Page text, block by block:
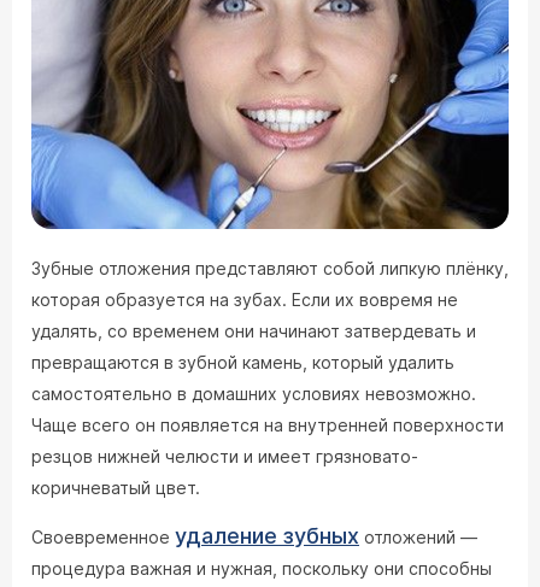
Зубные отложения представляют собой липкую плёнку,
которая образуется на зубах. Если их вовремя не
удалять, со временем они начинают затвердевать и
превращаются в зубной камень, который удалить
самостоятельно в домашних условиях невозможно.
Чаще всего он появляется на внутренней поверхности
резцов нижней челюсти и имеет грязновато-
коричневатый цвет.
Своевременное удаление зубных отложений —
процедура важная и нужная, поскольку они способны